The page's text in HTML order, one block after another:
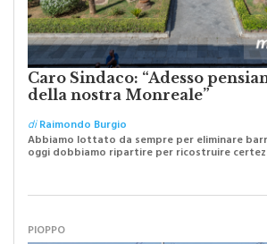
Caro Sindaco: “Adesso
della nostra Monreale”
diRaimondo Burgio